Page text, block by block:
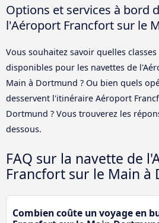
Options et services à bord
l'Aéroport Francfort sur le
Vous souhaitez savoir quelles
disponibles pour les navettes de
Main à Dortmund ? Ou bien quels
desservent l'itinéraire Aéroport
Dortmund ? Vous trouverez les
dessous.
FAQ sur la navette de
Francfort sur le Main à
Combien coûte un voyage en